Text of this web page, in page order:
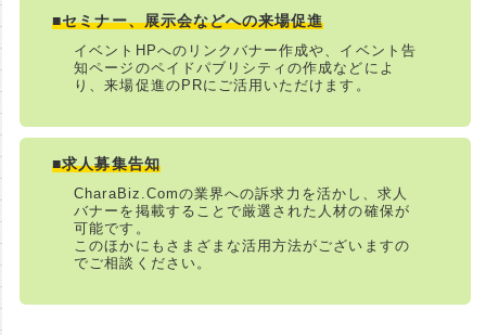
■セミナー、展示会などへの来場促進
イベントHPへのリンクバナー作成や、イベント告
知ページのペイドパブリシティの作成などによ
り、来場促進のPRにご活用いただけます。
■求人募集告知
CharaBiz.Comの業界への訴求力を活かし、求人
バナーを掲載することで厳選された人材の確保が
可能です。
このほかにもさまざまな活用方法がございますの
でご相談ください。